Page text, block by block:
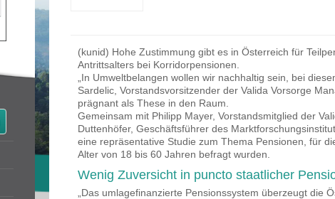
(kunid) Hohe Zustimmung gibt es in Österreich für
Antrittsalters bei Korridorpensionen.
„In Umweltbelangen wollen wir nachhaltig sein, bei
Sardelic, Vorstandsvorsitzender der Valida Vorsorge
prägnant als These in den Raum.
Gemeinsam mit Philipp Mayer, Vorstandsmitglied der
Duttenhöfer, Geschäftsführer des
eine repräsentative Studie zum Thema Pensionen, für
Alter von 18 bis 60 Jahren befragt wurden.
Wenig Zuversicht in puncto staatlicher
„Das umlagefinanzierte Pensionssystem überzeugt die